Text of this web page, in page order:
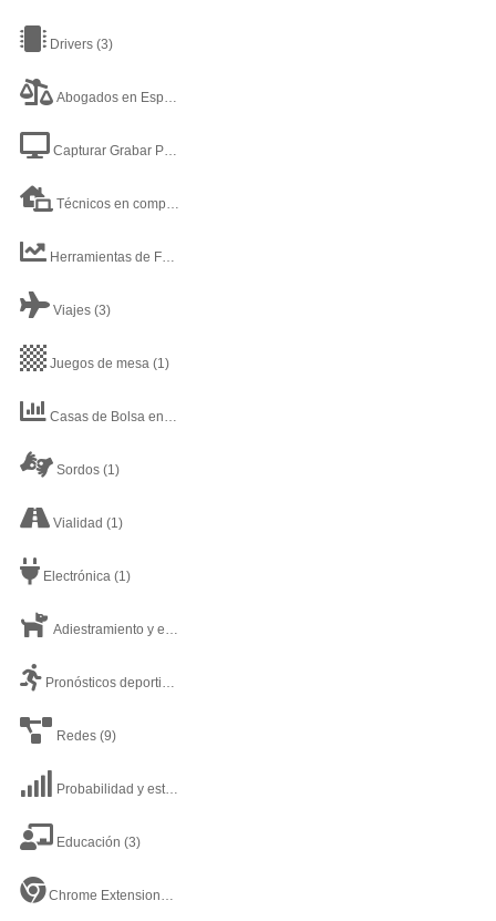
Drivers (3)
Abogados en España Madrid
Capturar Grabar Pantalla
Técnicos en computación y soporte técnico
Herramientas de Fondos de Inversión
Viajes (3)
Juegos de mesa (1)
Casas de Bolsa en México
Sordos (1)
Vialidad (1)
Electrónica (1)
Adiestramiento y estética canina
Pronósticos deportivos
Redes (9)
Probabilidad y estadística
Educación (3)
Chrome Extensiones